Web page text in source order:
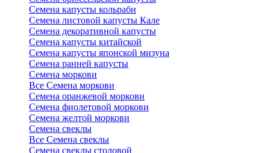
Семена капусты кольраби
Семена листовой капусты Кале
Семена декоративной капусты
Семена капусты китайской
Семена капусты японской мизуна
Семена ранней капусты
Семена моркови
Все Семена моркови
Семена оранжевой моркови
Семена фиолетовой моркови
Семена желтой моркови
Семена свеклы
Все Семена свеклы
Семена свеклы столовой